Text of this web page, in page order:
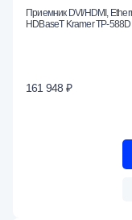
Приемник DVI/HDMI,
HDBaseT Kramer TP-588D
161 948 ₽